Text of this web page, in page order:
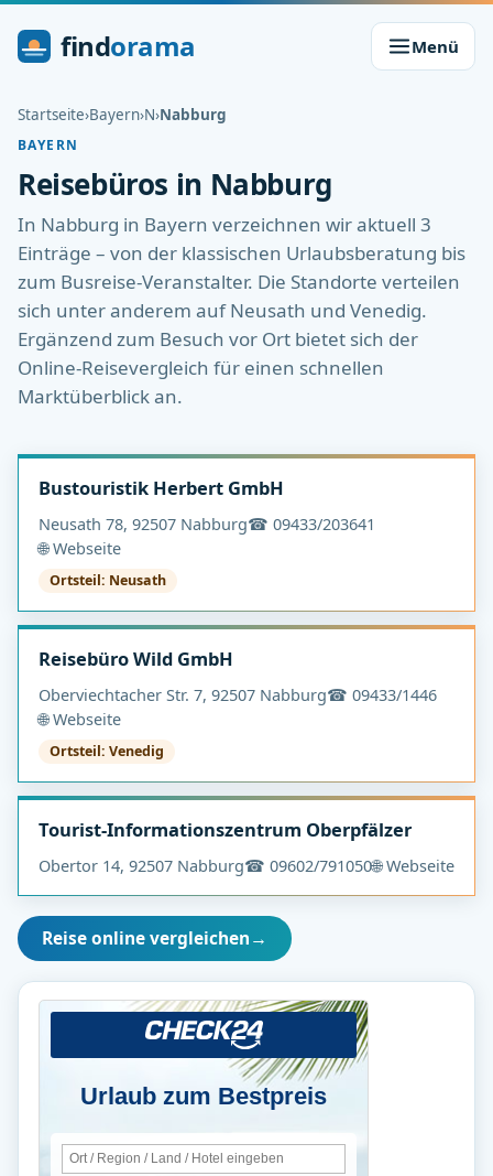
findorama Menü
Startseite›Bayern›N›Nabburg
BAYERN
Reisebüros in Nabburg
In Nabburg in Bayern verzeichnen wir aktuell 3
Einträge – von der klassischen Urlaubsberatung bis
zum Busreise-Veranstalter. Die Standorte verteilen
sich unter anderem auf Neusath und Venedig.
Ergänzend zum Besuch vor Ort bietet sich der
Online-Reisevergleich für einen schnellen
Marktüberblick an.
Bustouristik Herbert GmbH
Neusath 78, 92507 Nabburg☎ 09433/203641
🌐 Webseite
Ortsteil: Neusath
Reisebüro Wild GmbH
Oberviechtacher Str. 7, 92507 Nabburg☎ 09433/1446
🌐 Webseite
Ortsteil: Venedig
Tourist-Informationszentrum Oberpfälzer
Obertor 14, 92507 Nabburg☎ 09602/791050🌐 Webseite
Reise online vergleichen→
Urlaub zum Bestpreis